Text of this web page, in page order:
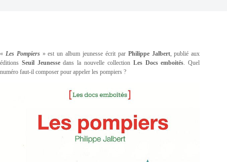
« Les Pompiers» est un album jeunesse écrit par Philippe Jalbert, publié aux
éditions Seuil Jeunessedans la nouvelle collection Les Docs emboités. Quel
numéro faut-il composer pour appeler les pompiers ?